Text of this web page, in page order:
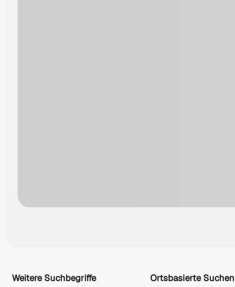
Weitere Suchbegriffe Ortsbasierte Suchen